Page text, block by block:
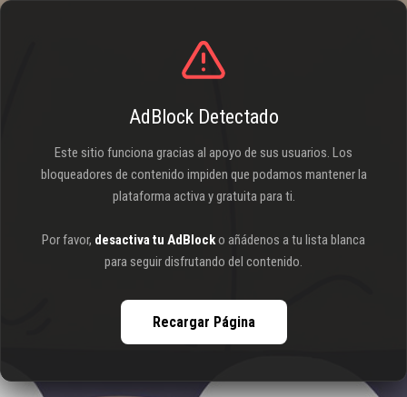
AdBlock Detectado
Este sitio funciona gracias al apoyo de sus usuarios. Los
bloqueadores de contenido impiden que podamos mantener la
plataforma activa y gratuita para ti.
Por favor, desactiva tu AdBlocko añádenos a tu lista blanca
para seguir disfrutando del contenido.
Recargar Página